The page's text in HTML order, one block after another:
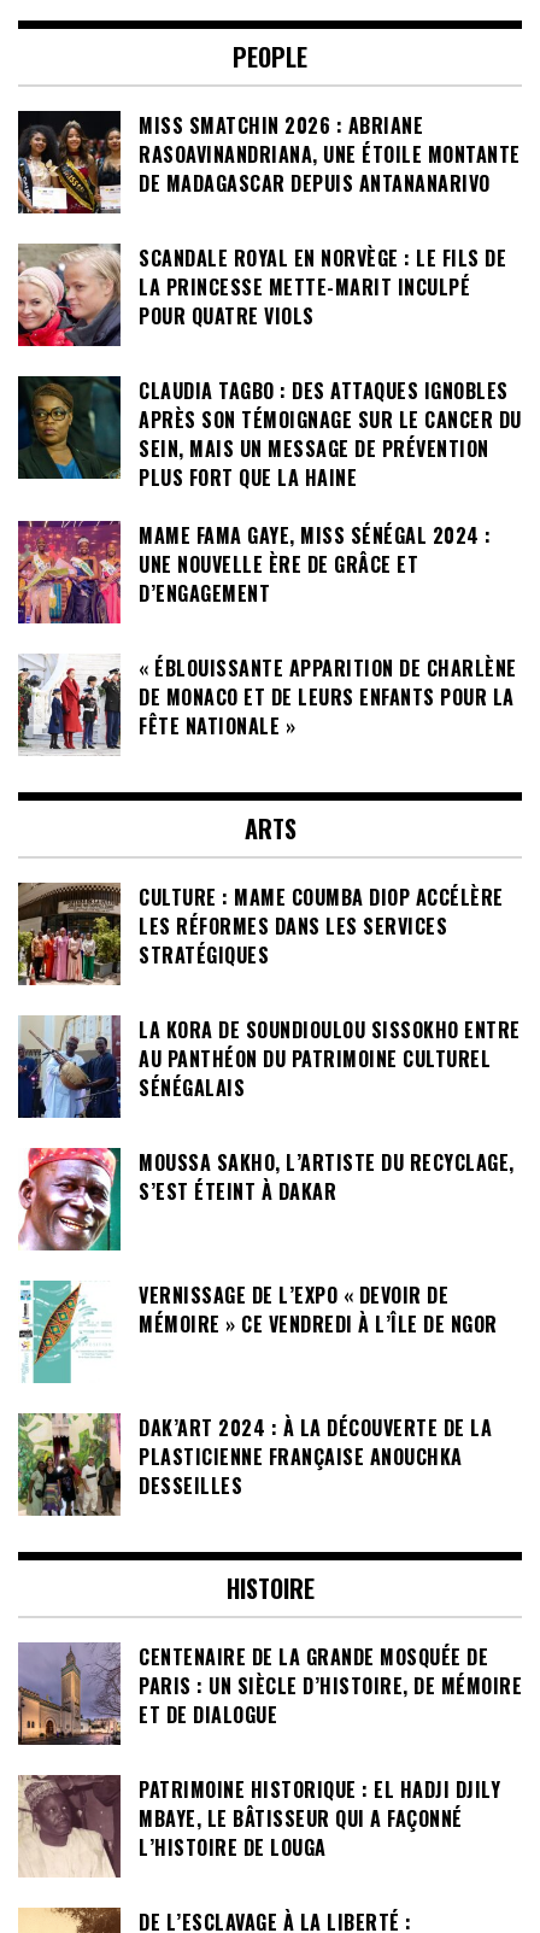
PEOPLE
MISS SMATCHIN 2026 : ABRIANE
RASOAVINANDRIANA, UNE ÉTOILE MONTANTE
DE MADAGASCAR DEPUIS ANTANANARIVO
SCANDALE ROYAL EN NORVÈGE : LE FILS DE
LA PRINCESSE METTE-MARIT INCULPÉ
POUR QUATRE VIOLS
CLAUDIA TAGBO : DES ATTAQUES IGNOBLES
APRÈS SON TÉMOIGNAGE SUR LE CANCER DU
SEIN, MAIS UN MESSAGE DE PRÉVENTION
PLUS FORT QUE LA HAINE
MAME FAMA GAYE, MISS SÉNÉGAL 2024 :
UNE NOUVELLE ÈRE DE GRÂCE ET
D’ENGAGEMENT
« ÉBLOUISSANTE APPARITION DE CHARLÈNE
DE MONACO ET DE LEURS ENFANTS POUR LA
FÊTE NATIONALE »
ARTS
CULTURE : MAME COUMBA DIOP ACCÉLÈRE
LES RÉFORMES DANS LES SERVICES
STRATÉGIQUES
LA KORA DE SOUNDIOULOU SISSOKHO ENTRE
AU PANTHÉON DU PATRIMOINE CULTUREL
SÉNÉGALAIS
MOUSSA SAKHO, L’ARTISTE DU RECYCLAGE,
S’EST ÉTEINT À DAKAR
VERNISSAGE DE L’EXPO « DEVOIR DE
MÉMOIRE » CE VENDREDI À L’ÎLE DE NGOR
DAK’ART 2024 : À LA DÉCOUVERTE DE LA
PLASTICIENNE FRANÇAISE ANOUCHKA
DESSEILLES
HISTOIRE
CENTENAIRE DE LA GRANDE MOSQUÉE DE
PARIS : UN SIÈCLE D’HISTOIRE, DE MÉMOIRE
ET DE DIALOGUE
PATRIMOINE HISTORIQUE : EL HADJI DJILY
MBAYE, LE BÂTISSEUR QUI A FAÇONNÉ
L’HISTOIRE DE LOUGA
DE L’ESCLAVAGE À LA LIBERTÉ :